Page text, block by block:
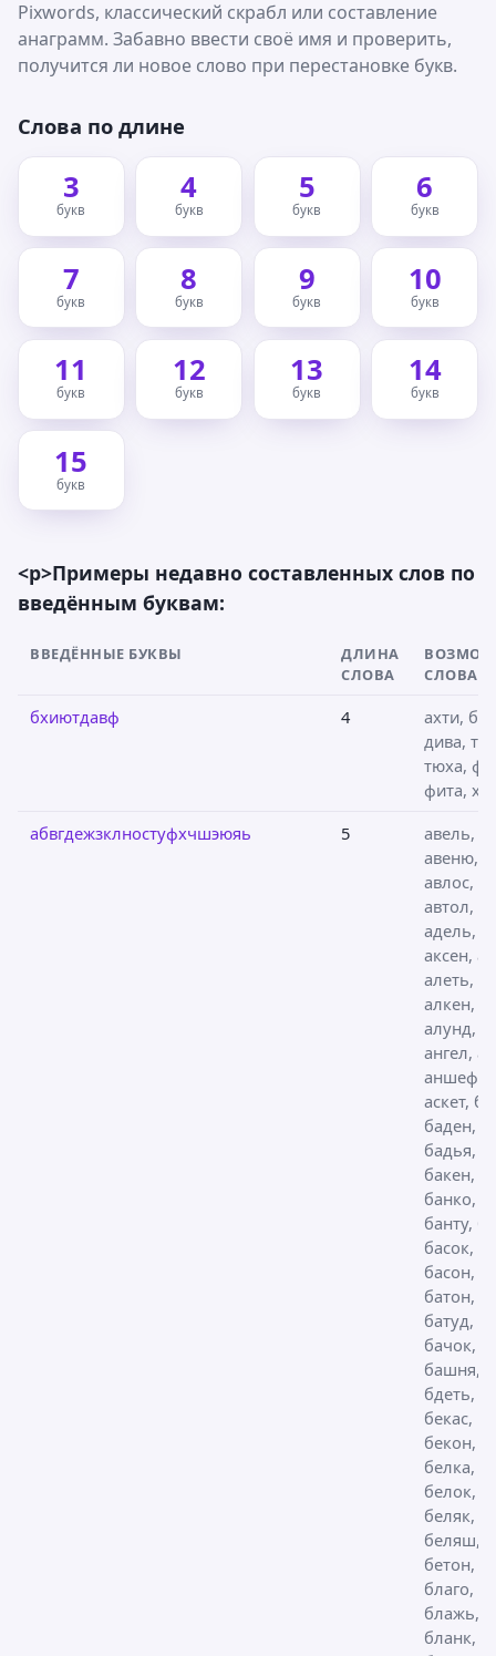
Pixwords, классический скрабл или составление
анаграмм. Забавно ввести своё имя и проверить,
получится ли новое слово при перестановке букв.
Слова по длине
3
букв
4
букв
5
букв
6
букв
7
букв
8
букв
9
букв
10
букв
11
букв
12
букв
13
букв
14
букв
15
букв
<p>Примеры недавно составленных слов по
введённым буквам:
ВВЕДЁННЫЕ БУКВЫ
ДЛИНА
СЛОВА
СЛОВА
бхиютдавф 4
ахти,
дива,
тюха,
фита,
абвгдежзклностуфхчшэюяь
5
авель,
авеню,
авлос,
автол,
адель,
аксен,
алеть,
алкен,
алунд,
ангел,
аншеф,
аскет,
баден,
бадья,
бакен,
банко,
банту,
басок,
басон,
батон,
батуд,
бачок,
башня,
бдеть,
бекас,
бекон,
белка,
белок,
беляк,
беляш,
бетон,
благо,
блажь,
бланк,